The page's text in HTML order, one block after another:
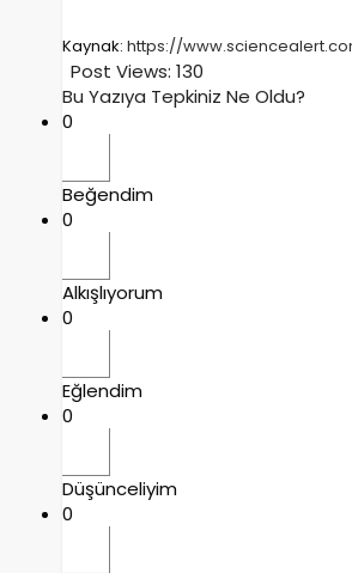
Kaynak: https://
Post Views: 130
Bu Yazıya Tepkiniz Ne Oldu?
0
Beğendim
0
Alkışlıyorum
0
Eğlendim
0
Düşünceliyim
0